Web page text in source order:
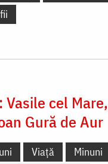
cel Mare,
Gură de Aur
Viață
Minuni